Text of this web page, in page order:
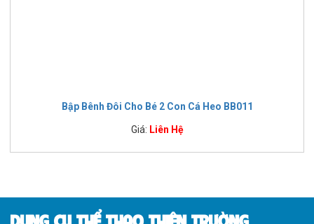
Bập Bênh Đôi Cho Bé 2 Con Cá Heo BB011
Giá: Liên Hệ